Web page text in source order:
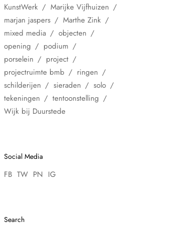
KunstWerk
Marijke Vijfhuizen
marjan jaspers
Marthe Zink
mixed media
objecten
opening
podium
porselein
project
projectruimte bmb
ringen
schilderijen
sieraden
solo
tekeningen
tentoonstelling
Wijk bij Duurstede
Social Media
FB TW PN IG
Search